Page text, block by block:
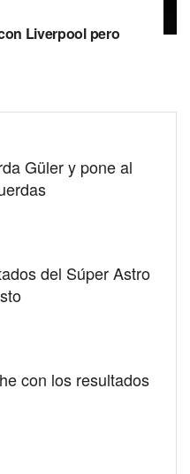
Liverpool pero
Güler y pone al
del Súper Astro
con los resultados